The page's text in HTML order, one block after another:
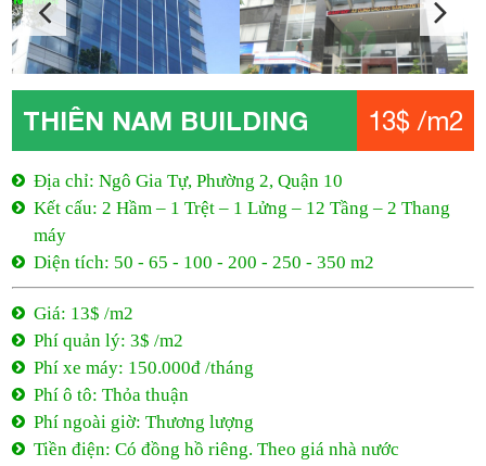
Kết cấu: 2 Hầm – 1 Trệt – 1 Lửng – 12 Tầng – 2 Thang
máy
Diện tích: 50 - 65 - 100 - 200 - 250 - 350 m2
Giá: 13$ /m2
Phí xe máy: 150.000đ /tháng
Phí ô tô: Thỏa thuận
Phí ngoài giờ: Thương lượng
Tiền điện: Có đồng hồ riêng. Theo giá nhà nước
Đặt cọc: 3 tháng
Thanh toán: Theo tháng
Thời gian thuê: Tối thiểu 2 năm